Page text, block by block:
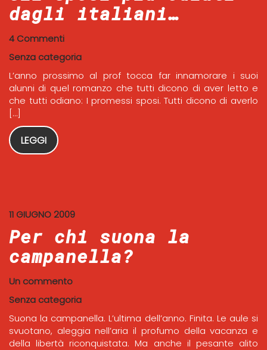
dagli italiani…
4 Commenti
Senza categoria
L’anno prossimo al prof tocca far innamorare i suoi
alunni di quel romanzo che tutti dicono di aver letto e
che tutti odiano: I promessi sposi. Tutti dicono di averlo
[…]
LEGGI
11 GIUGNO 2009
Per chi suona la
campanella?
Un commento
Senza categoria
Suona la campanella. L’ultima dell’anno. Finita. Le aule si
svuotano, aleggia nell’aria il profumo della vacanza e
della libertà riconquistata. Ma anche il pesante alito